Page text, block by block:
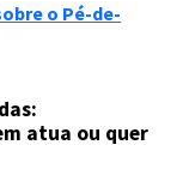
o Pé-de-
atua ou quer